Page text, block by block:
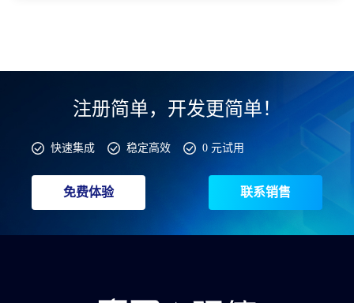
注册简单，开发更简单！
快速集成 稳定高效 0 元试用
免费体验 联系销售